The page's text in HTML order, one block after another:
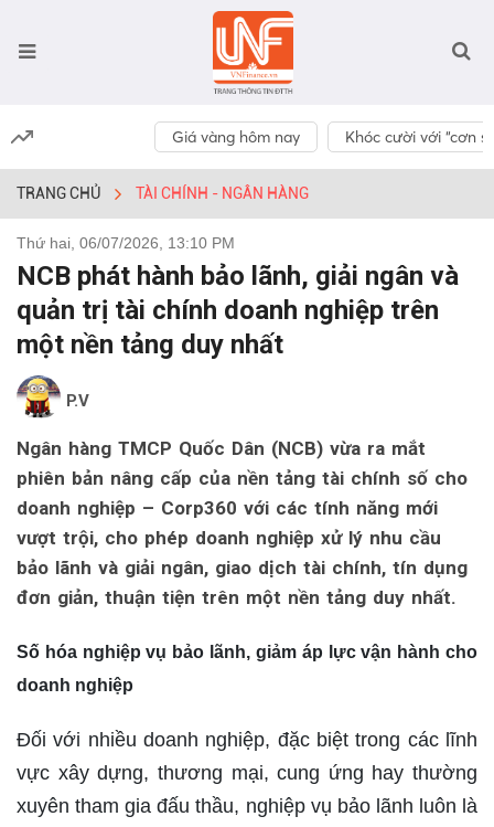
Giá vàng hôm nay Khóc cười với “cơn
TRANG CHỦ TÀI CHÍNH - NGÂN HÀNG
Thứ hai, 06/07/2026, 13:10 PM
NCB phát hành bảo lãnh, giải ngân và
quản trị tài chính doanh nghiệp trên
một nền tảng duy nhất
P.V
Ngân hàng TMCP Quốc Dân (NCB) vừa ra mắt
phiên bản nâng cấp của nền tảng tài chính số cho
doanh nghiệp – Corp360 với các tính năng mới
vượt trội, cho phép doanh nghiệp xử lý nhu cầu
bảo lãnh và giải ngân, giao dịch tài chính, tín dụng
đơn giản, thuận tiện trên một nền tảng duy nhất.
Số hóa nghiệp vụ bảo lãnh, giảm áp lực vận hành cho
doanh nghiệp
Đối với nhiều doanh nghiệp, đặc biệt trong các lĩnh
vực xây dựng, thương mại, cung ứng hay thường
xuyên tham gia đấu thầu, nghiệp vụ bảo lãnh luôn là